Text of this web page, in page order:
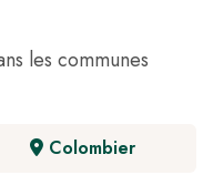
les communes
Colombier